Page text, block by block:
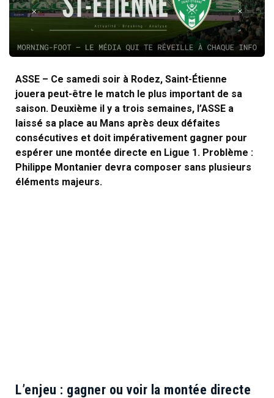
ASSE – Ce samedi soir à Rodez, Saint-Étienne
jouera peut-être le match le plus important de sa
saison. Deuxième il y a trois semaines, l’ASSE a
laissé sa place au Mans après deux défaites
consécutives et doit impérativement gagner pour
espérer une montée directe en Ligue 1. Problème :
Philippe Montanier devra composer sans plusieurs
éléments majeurs.
L’enjeu : gagner ou voir la montée directe